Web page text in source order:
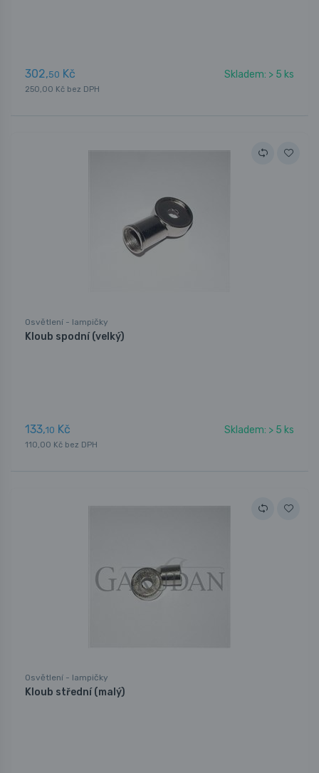
302,50 Kč Skladem: > 5 ks
250,00 Kč bez DPH
Osvětlení - lampičky
Kloub spodní (velký)
133,10 Kč Skladem: > 5 ks
110,00 Kč bez DPH
Osvětlení - lampičky
Kloub střední (malý)